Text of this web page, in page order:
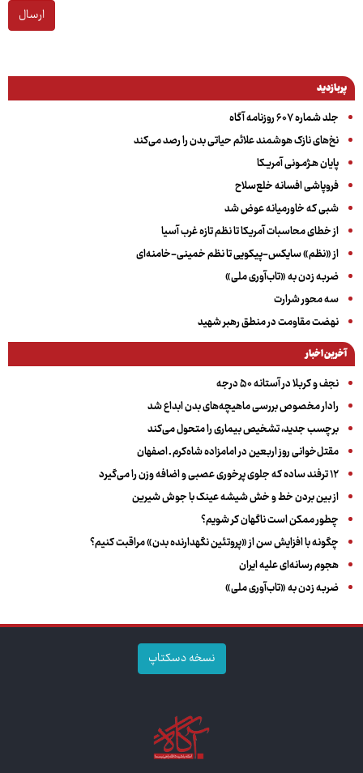
ارسال
پربازدید
جلد شماره ۶۰۷ روزنامه آگاه
نخ‌های نازک هوشمند علائم حیاتی بدن را رصد می‌کند
پایان هـژمـونی آمریـکا
فروپاشی افسانه خلع‌سلاح
شبی که خاورمیانه عوض شد
از خطای محاسبات آمریکا تا نظم تازه غرب آسیا
از «نظم» سایکس-پیکویی تا نظم خمینی-خامنه‌ای
ضربه زدن به «تاب‌آوری ملی»
سه‌ محور شرارت
نهضت مقاومت در منطق رهبر شهید
آخرین اخبار
نجف و کربلا در آستانه ۵۰ درجه
رادار مخصوص بررسی ماهیچه‌های بدن ابداع شد
برچسب جدید، تشخیص بیماری را متحول می‌کند
مقتل‌خوانی روز اربعین در امامزاده شاه‌کرم ـ اصفهان
۱۲ ترفند ساده که جلوی پرخوری عصبی و اضافه ‌وزن را می‌گیرد
از بین بردن خط و خش شیشه عینک با جوش شیرین
چطور ممکن است ناگهان کر شویم؟
چگونه با افزایش سن از «پروتئین نگهدارنده بدن» مراقبت کنیم؟
هجوم رسانه‌ای علیه ایران
ضربه زدن به «تاب‌آوری ملی»
نسخه دسکتاپ